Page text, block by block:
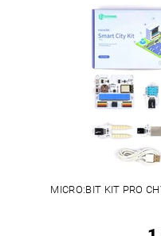
MICRO:BIT KIT PRO